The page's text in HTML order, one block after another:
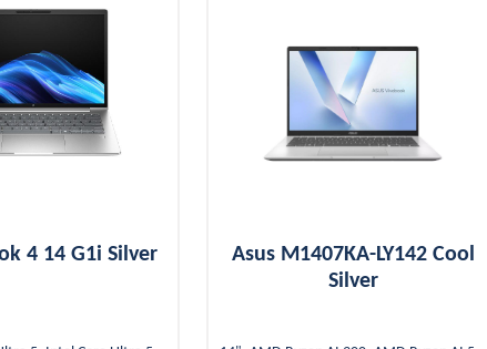
4 14 G1i Silver
Asus M1407KA-LY142 Cool
Silver